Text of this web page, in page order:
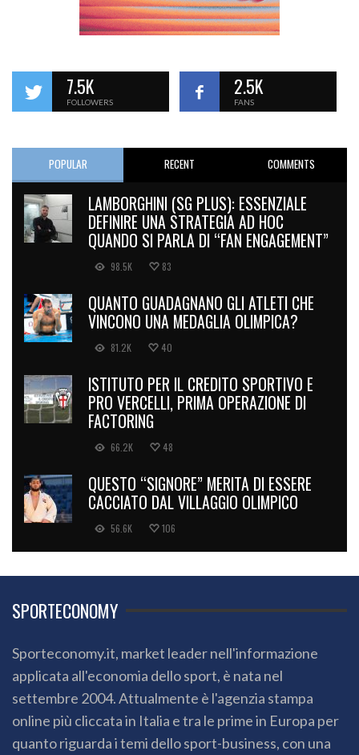
7.5K
FOLLOWERS
2.5K
FANS
POPULAR RECENT COMMENTS
LAMBORGHINI (SG PLUS): ESSENZIALE
DEFINIRE UNA STRATEGIA AD HOC
QUANDO SI PARLA DI “FAN ENGAGEMENT”
98.5K 83
QUANTO GUADAGNANO GLI ATLETI CHE
VINCONO UNA MEDAGLIA OLIMPICA?
81.2K 40
ISTITUTO PER IL CREDITO SPORTIVO E
PRO VERCELLI, PRIMA OPERAZIONE DI
FACTORING
66.2K 48
QUESTO “SIGNORE” MERITA DI ESSERE
CACCIATO DAL VILLAGGIO OLIMPICO
56.6K 106
SPORTECONOMY
Sporteconomy.it, market leader nell'informazione
applicata all'economia dello sport, è nata nel
settembre 2004. Attualmente è l'agenzia stampa
online più cliccata in Italia e tra le prime in Europa per
quanto riguarda i temi dello sport-business, con una